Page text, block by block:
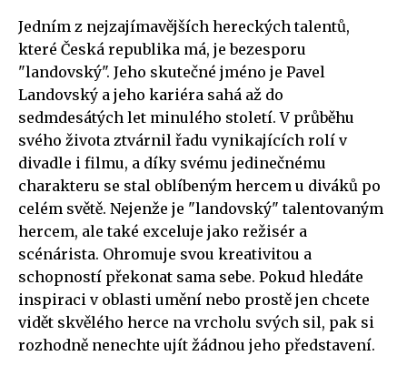
Jedním z nejzajímavějších hereckých talentů,
které Česká republika má, je bezesporu
"landovský". Jeho skutečné jméno je Pavel
Landovský a jeho kariéra sahá až do
sedmdesátých let minulého století. V průběhu
svého života ztvárnil řadu vynikajících rolí v
divadle i filmu, a díky svému jedinečnému
charakteru se stal oblíbeným hercem u diváků po
celém světě. Nejenže je "landovský" talentovaným
hercem, ale také exceluje jako režisér a
scénárista. Ohromuje svou kreativitou a
schopností překonat sama sebe. Pokud hledáte
inspiraci v oblasti umění nebo prostě jen chcete
vidět skvělého herce na vrcholu svých sil, pak si
rozhodně nenechte ujít žádnou jeho představení.